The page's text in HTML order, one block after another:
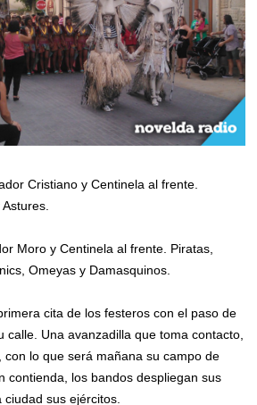
Cristiano y Centinela al frente.
Moro y Centinela al frente. Piratas,
Omeyas y Damasquinos.
cita de los festeros con el paso de
calle. Una avanzadilla que toma contacto,
con lo que será mañana su campo de
contienda, los bandos despliegan sus
sus ejércitos.